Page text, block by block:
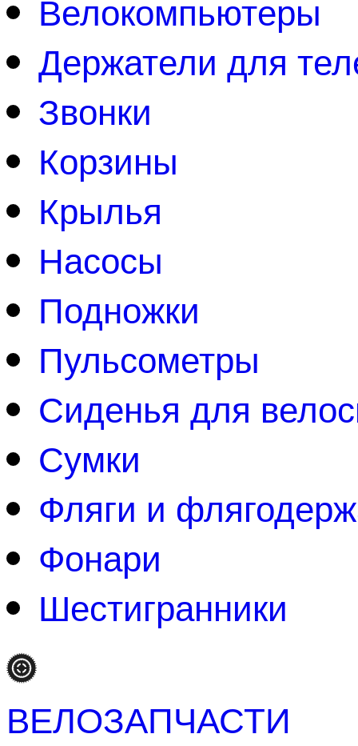
Велокомпьютеры
Держатели для
Звонки
Корзины
Крылья
Насосы
Подножки
Пульсометры
Сиденья для
Сумки
Фляги и
Фонари
Шестигранники
ВЕЛОЗАПЧАСТИ